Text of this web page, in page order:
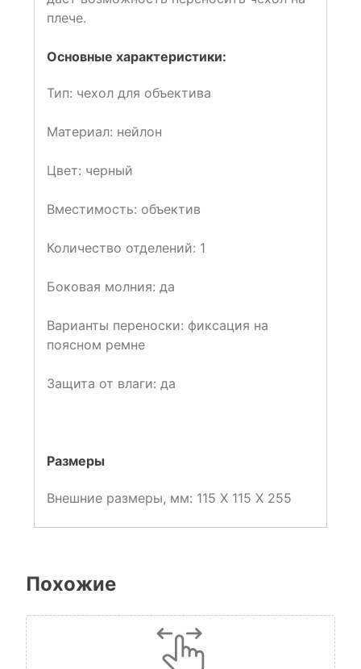
плече.
Основные характеристики:
Тип: чехол для объектива
Материал: нейлон
Цвет: черный
Вместимость: объектив
Количество отделений: 1
Боковая молния: да
Варианты переноски: фиксация на
поясном ремне
Защита от влаги: да
Размеры
Внешние размеры, мм: 115 X 115 X 255
Похожие